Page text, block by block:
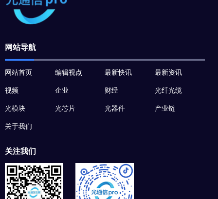
网站导航
网站首页 编辑视点 最新快讯 最新资讯
视频 企业 财经 光纤光缆
光模块 光芯片 光器件 产业链
关于我们
关注我们